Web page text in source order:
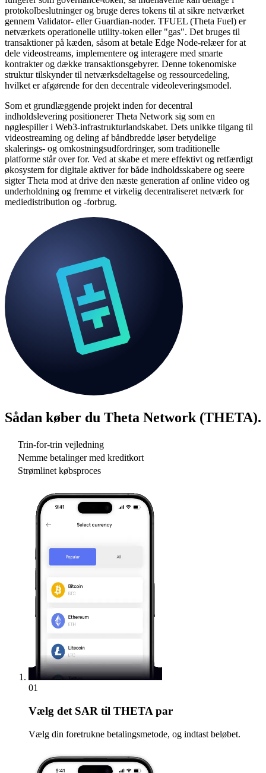
protokolbeslutninger og bruge deres tokens til at sikre netværket
gennem Validator- eller Guardian-noder. TFUEL (Theta Fuel) er
netværkets operationelle utility-token eller "gas". Det bruges til
transaktioner på kæden, såsom at betale Edge Node-relæer for at
dele videostreams, implementere og interagere med smarte
kontrakter og dække transaktionsgebyrer. Denne tokenomiske
struktur tilskynder til netværksdeltagelse og ressourcedeling,
hvilket er afgørende for den decentrale videoleveringsmodel.
Som et grundlæggende projekt inden for decentral
indholdslevering positionerer Theta Network sig som en
nøglespiller i Web3-infrastrukturlandskabet. Dets unikke tilgang til
videostreaming og deling af båndbredde løser betydelige
skalerings- og omkostningsudfordringer, som traditionelle
platforme står over for. Ved at skabe et mere effektivt og retfærdigt
økosystem for digitale aktiver for både indholdsskabere og seere
sigter Theta mod at drive den næste generation af online video og
underholdning og fremme et virkelig decentraliseret netværk for
mediedistribution og -forbrug.
Sådan køber du Theta Network (THETA).
Trin-for-trin vejledning
Nemme betalinger med kreditkort
Strømlinet købsproces
01
Vælg det SAR til THETA par
Vælg din foretrukne betalingsmetode, og indtast beløbet.